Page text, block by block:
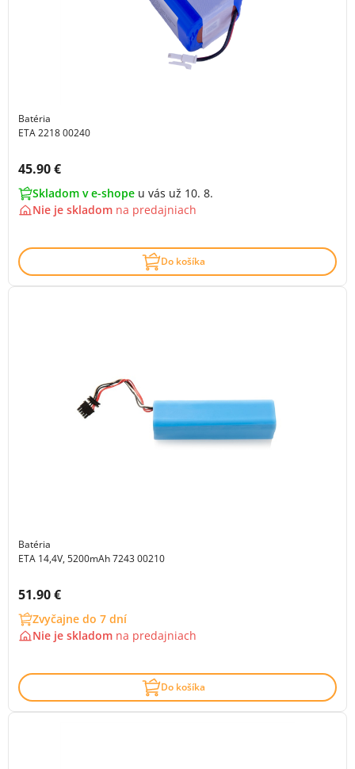
Batéria
ETA 2218 00240
Cena s DPH:
45.90 €
Skladom v e-shope u vás už 10. 8.
Nie je skladom na predajniach
Do košíka
Batéria
ETA 14,4V, 5200mAh 7243 00210
Cena s DPH:
51.90 €
Zvyčajne do 7 dní
Nie je skladom na predajniach
Do košíka